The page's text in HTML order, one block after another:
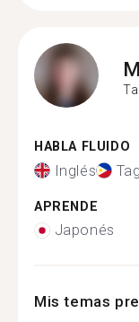
HABLA FLUIDO
Inglés
APRENDE
Japonés
Mis temas